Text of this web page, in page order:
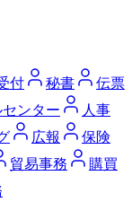
付 秘書
伝票
センター
人事
広報
保険
貿易事務
購買